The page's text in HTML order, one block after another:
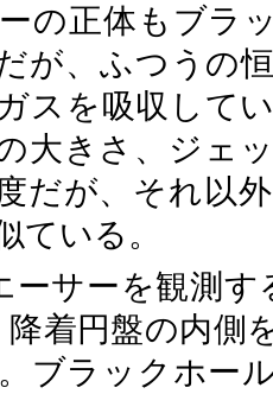
の正体もブラ
が、ふつうの
スを吸収して
大きさ、ジェ
だが、それ以
ている。
ーサーを観測
降着円盤の内側
ブラックホー